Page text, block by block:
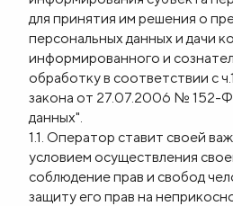
для принятия им решения о
персональных данных и дачи
информированного и
обработку в соответствии с
закона от 27.07.2006 № 152-
данных".
1.1. Оператор ставит своей
условием осуществления
соблюдение прав и свобод
защиту его прав на